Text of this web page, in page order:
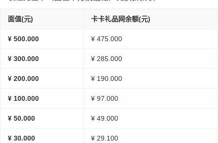
面值(元) 卡卡礼品网余额(元)
¥ 500.000 ¥ 475.000
¥ 300.000 ¥ 285.000
¥ 200.000 ¥ 190.000
¥ 100.000 ¥ 97.000
¥ 50.000 ¥ 49.000
¥ 30.000 ¥ 29.100